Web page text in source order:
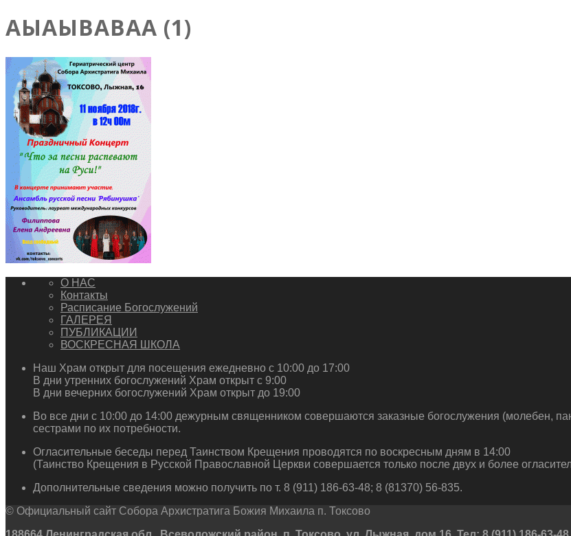
АЫАЫВАВАА (1)
О НАС
Контакты
Расписание Богослужений
ГАЛЕРЕЯ
ПУБЛИКАЦИИ
ВОСКРЕСНАЯ ШКОЛА
Наш Храм открыт для посещения ежедневно с 10:00 до 17:00
В дни утренних богослужений Храм открыт с 9:00
В дни вечерних богослужений Храм открыт до 19:00
Во все дни с 10:00 до 14:00 дежурным священником совершаются заказные богослужения (молебен,
сестрами по их потребности.
Огласительные беседы перед Таинством Крещения проводятся по воскресным дням в 14:00
(Таинство Крещения в Русской Православной Церкви совершается только после двух и более
Дополнительные сведения можно получить по т. 8 (911) 186-63-48; 8 (81370) 56-835.
© Официальный сайт Собора Архистратига Божия Михаила п. Токсово